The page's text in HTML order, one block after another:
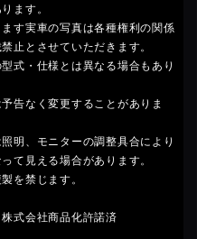
ます。
す実車の写真は各種権利の関係
止とさせていただきます。
式・仕様とは異なる場合もあり
告なく変更することがありま
明、モニターの調整具合により
て見える場合があります。
を禁じます。
式会社商品化許諾済